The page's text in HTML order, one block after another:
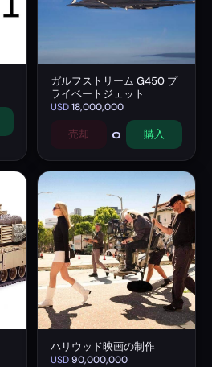
ガルフストリーム G450 プ
ライベートジェット
USD18,000,000
売却 0 購入
ハリウッド映画の制作
USD90,000,000